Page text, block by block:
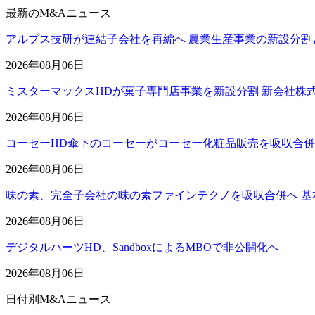
最新のM&Aニュース
アルプス技研が連結子会社を再編へ 農業生産事業の新設分
2026年08月06日
ミスターマックスHDが菓子専門店事業を新設分割 新会社株
2026年08月06日
コーセーHD傘下のコーセーがコーセー化粧品販売を吸収合
2026年08月06日
味の素、完全子会社の味の素ファインテクノを吸収合併へ
2026年08月06日
デジタルハーツHD、SandboxによるMBOで非公開化へ
2026年08月06日
日付別M&Aニュース